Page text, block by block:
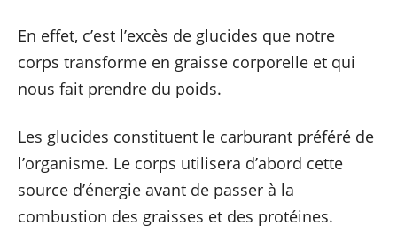
En effet, c’est l’excès de glucides que notre
corps transforme en graisse corporelle et qui
nous fait prendre du poids.
Les glucides constituent le carburant préféré de
l’organisme. Le corps utilisera d’abord cette
source d’énergie avant de passer à la
combustion des graisses et des protéines.